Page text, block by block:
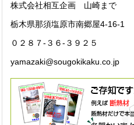
株式会社相互企画 山崎まで
栃木県那須塩原市南郷屋4-16-1
０２８７-３６-３９２５
yamazaki@sougokikaku.co.jp